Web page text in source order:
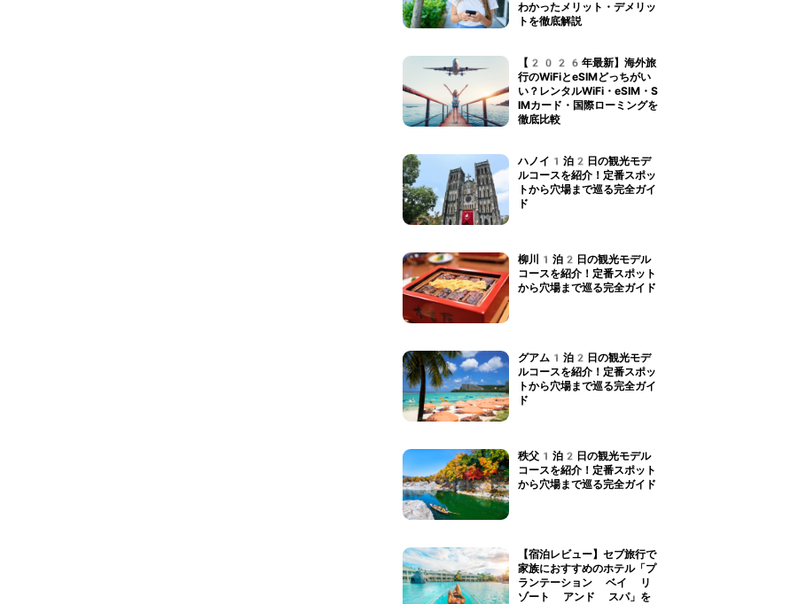
わかったメリット・デメリッ
トを徹底解説
【2026年最新】海外旅
行のWiFiとeSIMどっちがい
い？レンタルWiFi・eSIM・S
IMカード・国際ローミングを
徹底比較
ハノイ1泊2日の観光モデ
ルコースを紹介！定番スポッ
トから穴場まで巡る完全ガイ
ド
柳川1泊2日の観光モデル
コースを紹介！定番スポット
から穴場まで巡る完全ガイド
グアム1泊2日の観光モデ
ルコースを紹介！定番スポッ
トから穴場まで巡る完全ガイ
ド
秩父1泊2日の観光モデル
コースを紹介！定番スポット
から穴場まで巡る完全ガイド
【宿泊レビュー】セブ旅行で
家族におすすめのホテル「プ
ランテーション ベイ リ
ゾート アンド スパ」を